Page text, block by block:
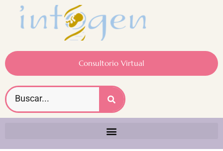
Consultorio Virtual